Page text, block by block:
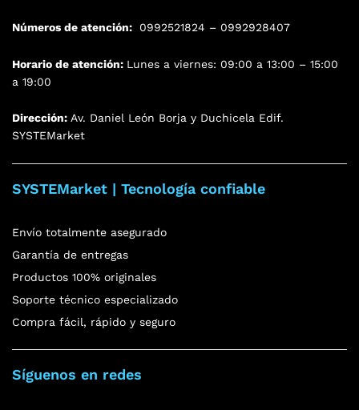
Números de atención: 0992521824 – 0992928407
Horario de atención: Lunes a viernes: 09:00 a 13:00 – 15:00
a 19:00
Dirección: Av. Daniel León Borja y Duchicela Edif.
SYSTEMarket
SYSTEMarket | Tecnología confiable
Envío totalmente asegurado
Garantía de entregas
Productos 100% originales
Soporte técnico especializado
Compra fácil, rápido y seguro
Síguenos en redes